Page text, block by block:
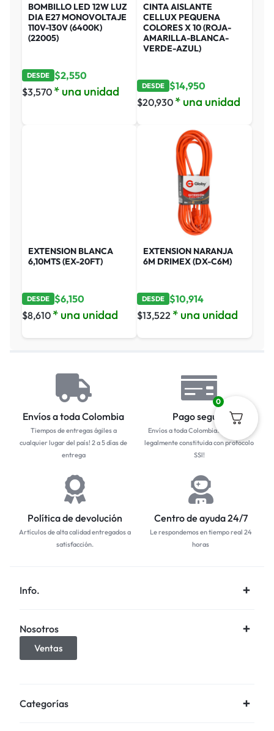
BOMBILLO LED 12W LUZ
DIA E27 MONOVOLTAJE
110V-130V (6400K)
(22005)
DESDE $2,550
$3,570 * una unidad
CINTA AISLANTE
CELLUX PEQUENA
COLORES X 10 (ROJA-
AMARILLA-BLANCA-
VERDE-AZUL)
DESDE $14,950
$20,930 * una unidad
EXTENSION BLANCA
6,10MTS (EX-20FT)
DESDE $6,150
$8,610 * una unidad
EXTENSION NARANJA
6M DRIMEX (DX-C6M)
DESDE $10,914
$13,522 * una unidad
Envíos a toda Colombia
Tiempos de entregas ágiles a
cualquier lugar del país! 2 a 5 días de
entrega
Pago seguro
Envíos a toda Colombia... Empresa
legalmente constituida con protocolo
SSl!
Política de devolución
Artículos de alta calidad entregados a
satisfacción.
Centro de ayuda 24/7
Le respondemos en tiempo real 24
horas
Info.
Nosotros
Ventas
Categorías
0